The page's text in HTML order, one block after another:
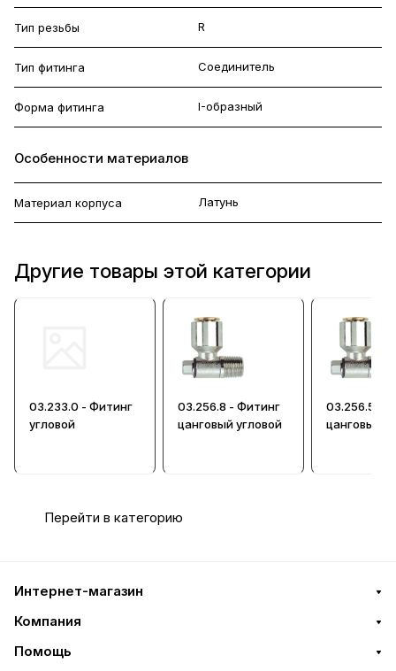
Тип резьбы R
Тип фитинга Соединитель
Форма фитинга I-образный
Особенности материалов
Материал корпуса Латунь
Другие товары этой категории
03.233.0 - Фитинг
угловой
03.256.8 - Фитинг
цанговый угловой
03.256.5 -
цанговый
Перейти в категорию
Интернет-магазин
Компания
Помощь